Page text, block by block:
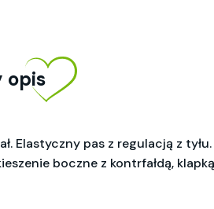
opis
Elastyczny pas z regulacją z
boczne z kontrfałdą,